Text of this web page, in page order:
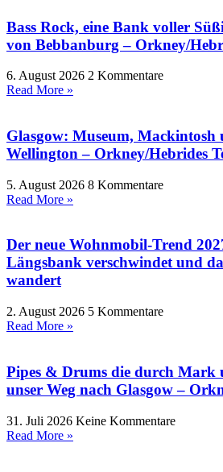
Bass Rock, eine Bank voller
von Bebbanburg – Orkney/
6. August 2026 2 Kommentare
Read More »
Glasgow: Museum, Mackintosh
Wellington – Orkney/Hebrides
5. August 2026 8 Kommentare
Read More »
Der neue Wohnmobil-Trend
Längsbank verschwindet und
wandert
2. August 2026 5 Kommentare
Read More »
Pipes & Drums die durch Mark
unser Weg nach Glasgow –
31. Juli 2026 Keine Kommentare
Read More »